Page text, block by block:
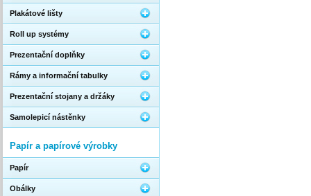
Plakátové lišty
Roll up systémy
Prezentační doplňky
Rámy a informační tabulky
Prezentační stojany a držáky
Samolepicí nástěnky
Papír a papírové výrobky
Papír
Obálky